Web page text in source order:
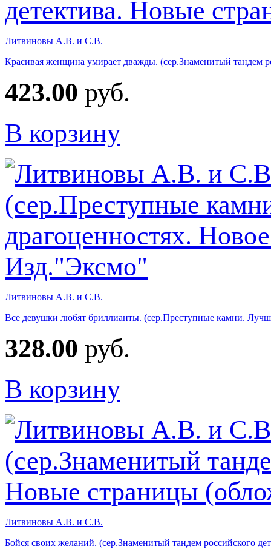
Литвиновы А.В. и С.В.
Красивая женщина умирает дважды. (сер.Знаменитый тандем
423.00 руб.
В корзину
Литвиновы А.В. и С.В.
Все девушки любят бриллианты. (сер.Преступные камни.
328.00 руб.
В корзину
Литвиновы А.В. и С.В.
Бойся своих желаний. (сер.Знаменитый тандем российского